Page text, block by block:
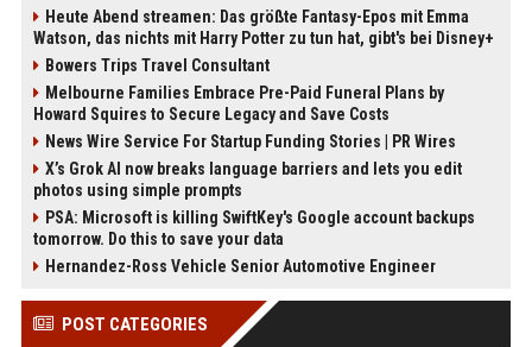
Heute Abend streamen: Das größte Fantasy-Epos mit Emma
Watson, das nichts mit Harry Potter zu tun hat, gibt's bei Disney+
Bowers Trips Travel Consultant
Melbourne Families Embrace Pre-Paid Funeral Plans by
Howard Squires to Secure Legacy and Save Costs
News Wire Service For Startup Funding Stories | PR Wires
X’s Grok AI now breaks language barriers and lets you edit
photos using simple prompts
PSA: Microsoft is killing SwiftKey's Google account backups
tomorrow. Do this to save your data
Hernandez-Ross Vehicle Senior Automotive Engineer
POST CATEGORIES